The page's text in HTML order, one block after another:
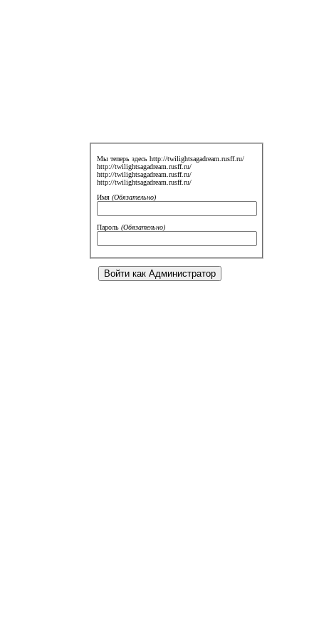
Мы теперь здесь http://twilightsagadream.rusff.ru/
http://twilightsagadream.rusff.ru/
http://twilightsagadream.rusff.ru/
http://twilightsagadream.rusff.ru/
Имя (Обязательно)
Пароль (Обязательно)